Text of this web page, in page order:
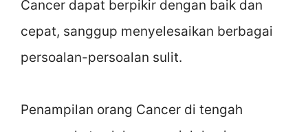
Cancer dapat berpikir dengan baik dan
cepat, sanggup menyelesaikan berbagai
persoalan-persoalan sulit.
Penampilan orang Cancer di tengah